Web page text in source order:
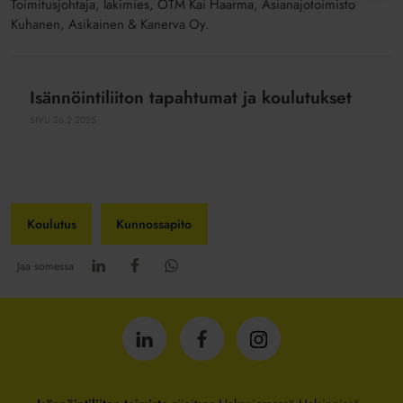
Toimitusjohtaja, lakimies, OTM Kai Haarma, Asianajotoimisto
Kuhanen, Asikainen & Kanerva Oy.
Isännöintiliiton
Isännöintiliiton tapahtumat ja koulutukset
Koulutus Kunnossapito
Jaa somessa
Isännöintiliitto
LinkedInissä
Isännöintiliitto
Facebookissa
Isännöintiliitto
Instagrammissa